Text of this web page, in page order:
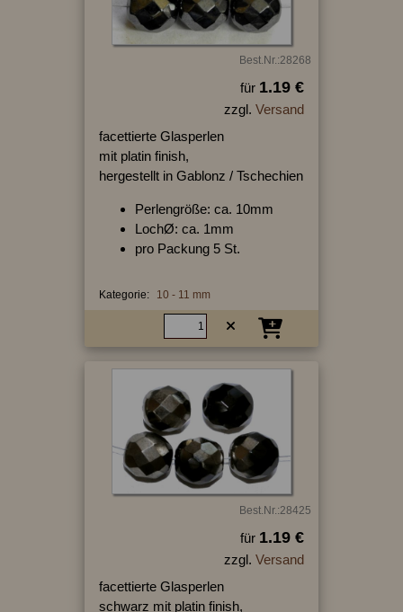
Best.Nr.:28268
für 1.19 €
zzgl. Versand
facettierte Glasperlen
mit platin finish,
hergestellt in Gablonz / Tschechien
Perlengröße: ca. 10mm
LochØ: ca. 1mm
pro Packung 5 St.
Kategorie: 10 - 11 mm
Best.Nr.:28425
für 1.19 €
zzgl. Versand
facettierte Glasperlen
schwarz mit platin finish,